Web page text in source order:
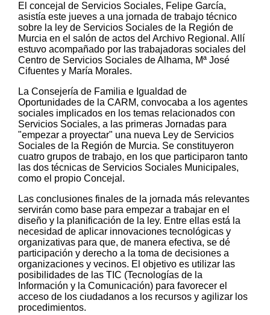
El concejal de Servicios Sociales, Felipe García,
asistía este jueves a una jornada de trabajo técnico
sobre la ley de Servicios Sociales de la Región de
Murcia en el salón de actos del Archivo Regional. Allí
estuvo acompañado por las trabajadoras sociales del
Centro de Servicios Sociales de Alhama, Mª José
Cifuentes y María Morales.
La Consejería de Familia e Igualdad de
Oportunidades de la CARM, convocaba a los agentes
sociales implicados en los temas relacionados con
Servicios Sociales, a las primeras Jornadas para
"empezar a proyectar" una nueva Ley de Servicios
Sociales de la Región de Murcia. Se constituyeron
cuatro grupos de trabajo, en los que participaron tanto
las dos técnicas de Servicios Sociales Municipales,
como el propio Concejal.
Las conclusiones finales de la jornada más relevantes
servirán como base para empezar a trabajar en el
diseño y la planificación de la ley. Entre ellas está la
necesidad de aplicar innovaciones tecnológicas y
organizativas para que, de manera efectiva, se dé
participación y derecho a la toma de decisiones a
organizaciones y vecinos. El objetivo es utilizar las
posibilidades de las TIC (Tecnologías de la
Información y la Comunicación) para favorecer el
acceso de los ciudadanos a los recursos y agilizar los
procedimientos.